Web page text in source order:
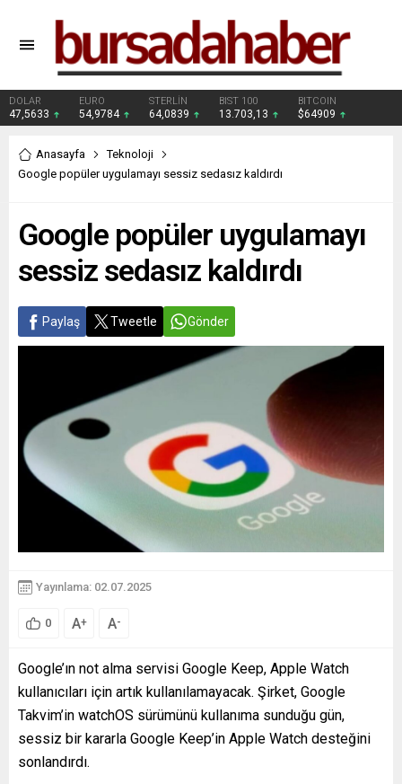
DOLAR
47,5633
EURO
54,9784
STERLİN
64,0839
BIST 100
13.703,13
BITCOIN
$64909
Anasayfa
Teknoloji
Google popüler uygulamayı sessiz sedasız kaldırdı
Google popüler uygulamayı
sessiz sedasız kaldırdı
Paylaş Tweetle Gönder
Yayınlama: 02.07.2025
0 A+ A-
Google’ın not alma servisi Google Keep, Apple Watch
kullanıcıları için artık kullanılamayacak. Şirket, Google
Takvim’in watchOS sürümünü kullanıma sunduğu gün,
sessiz bir kararla Google Keep’in Apple Watch desteğini
sonlandırdı.